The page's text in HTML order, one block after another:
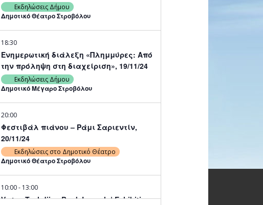
Εκδηλώσεις Δήμου
Δημοτικό Θέατρο Στροβόλου
Ενημερωτική διάλεξη «Πλημμύρες: Από
την πρόληψη στη διαχείριση», 19/11/24
18:30
Εκδηλώσεις Δήμου
Δημοτικό Μέγαρο Στροβόλου
Φεστιβάλ πιάνου – Ράμι Σαριεντίν,
20/11/24
20:00
Εκδηλώσεις στο Δημοτικό Θέατρο
Δημοτικό Θέατρο Στροβόλου
Vartan Tashdjian Book Launch | Exhibition
10:00- 13:00